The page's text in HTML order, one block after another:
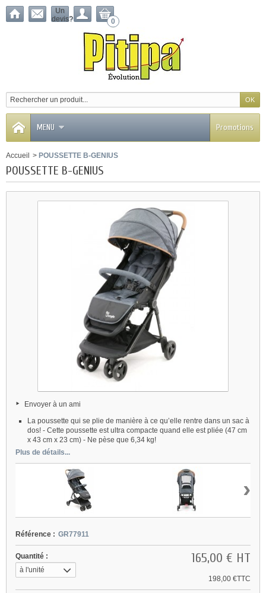
Un
devis?
0
MENU Promotions
Accueil > POUSSETTE B-GENIUS
POUSSETTE B-GENIUS
Envoyer à un ami
La poussette qui se plie de manière à ce qu’elle rentre dans un sac à
dos! - Cette poussette est ultra compacte quand elle est pliée (47 cm
x 43 cm x 23 cm) - Ne pèse que 6,34 kg!
Plus de détails...
›
Référence : GR77911
Quantité :
à l'unité
165,00 € HT
198,00 €TTC